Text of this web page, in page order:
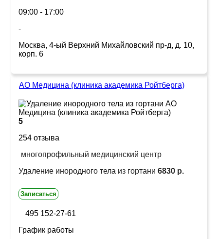
09:00 - 17:00
-
Москва, 4-ый Верхний Михайловский пр-д, д. 10,
корп. 6
АО Медицина (клиника академика Ройтберга)
5
254 отзыва
многопрофильный медицинский центр
Удаление инородного тела из гортани 6830 р.
Записаться
495 152-27-61
График работы